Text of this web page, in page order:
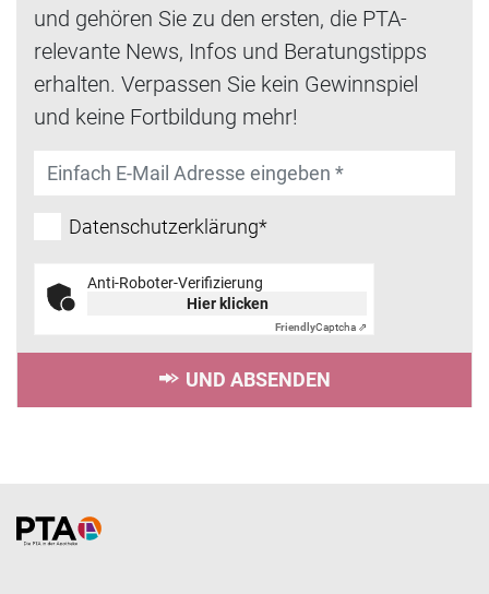
und gehören Sie zu den ersten, die PTA-
relevante News, Infos und Beratungstipps
erhalten. Verpassen Sie kein Gewinnspiel
und keine Fortbildung mehr!
Datenschutzerklärung*
Anti-Roboter-Verifizierung
Hier klicken
FriendlyCaptcha ⇗
UND ABSENDEN
Home